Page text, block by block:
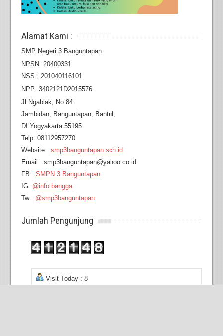
Alamat Kami :
SMP Negeri 3 Banguntapan
NPSN: 20400331
NSS : 201040116101
NPP: 3402121D2015576
Jl.Ngablak, No.84
Jambidan, Banguntapan, Bantul,
DI Yogyakarta 55195
Telp. 08112957270
Website : smp3banguntapan.sch.id
Email : smp3banguntapan@yahoo.co.id
FB : SMPN 3 Banguntapan
IG: @info.bangga
Tw : @smp3banguntapan
Jumlah Pengunjung
Visit Today : 8